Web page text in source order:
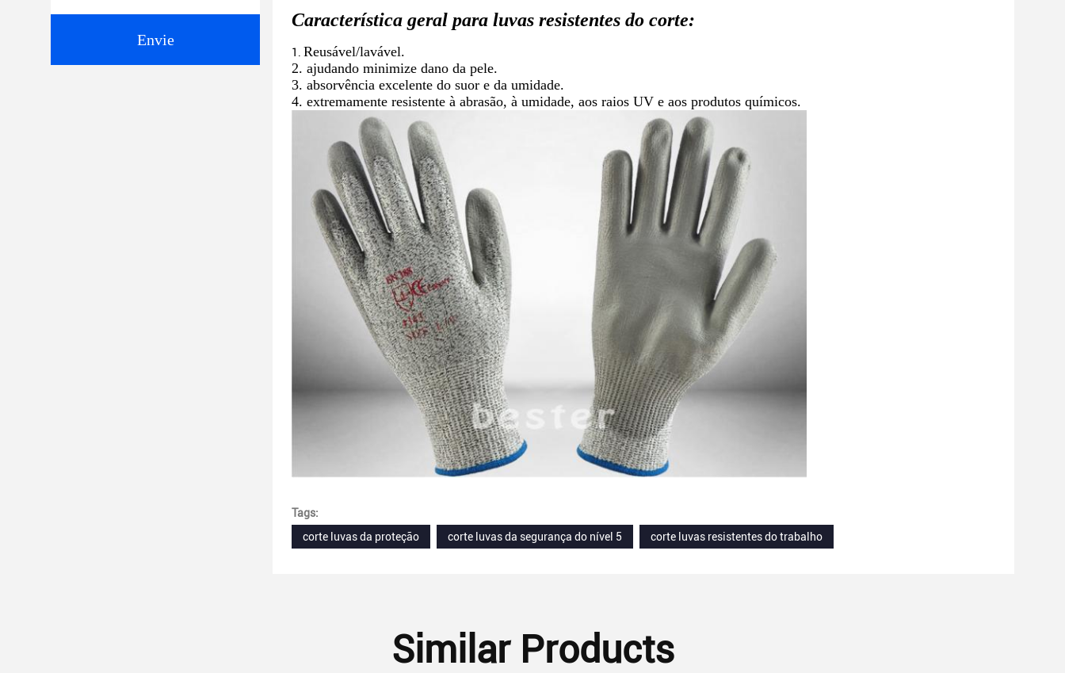
Envie
Característica geral para luvas resistentes do corte:
1. Reusável/lavável.
2. ajudando minimize dano da pele.
3. absorvência excelente do suor e da umidade.
4. extremamente resistente à abrasão, à umidade, aos raios UV e aos produtos químicos.
Tags:
corte luvas da proteção
corte luvas da segurança do nível 5 corte luvas resistentes do trabalho
Similar Products